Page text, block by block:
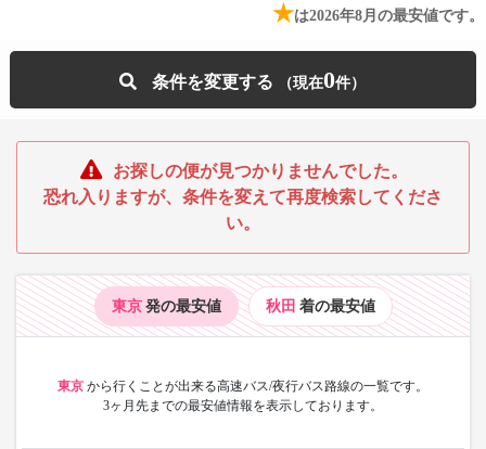
★は2026年8月の最安値です。
条件を変更する 0
お探しの便が見つかりませんでした。
恐れ入りますが、条件を変えて再度検索してくださ
い。
東京 発の最安値 秋田 着の最安値
東京 から行くことが出来る高速バス/夜行バス路線の一覧です。
3ヶ月先までの最安値情報を表示しております。